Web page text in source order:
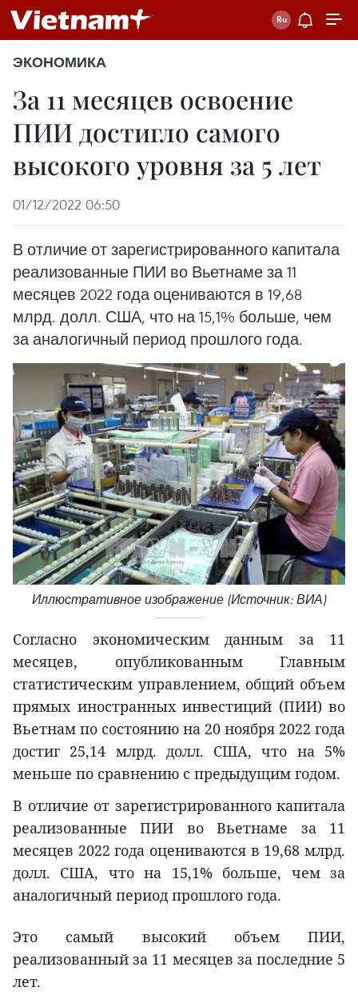
ЭКОНОМИКА
За 11 месяцев освоение
ПИИ достигло самого
высокого уровня за 5 лет
01/12/2022 06:50
В отличие от зарегистрированного капитала
реализованные ПИИ во Вьетнаме за 11
месяцев 2022 года оцениваются в 19,68
млрд. долл. США, что на 15,1% больше, чем
за аналогичный период прошлого года.
Иллюстративное изображение (Источник: ВИА)
Согласно экономическим данным за 11
месяцев, опубликованным Главным
статистическим управлением, общий объем
прямых иностранных инвестиций (ПИИ) во
Вьетнам по состоянию на 20 ноября 2022 года
достиг 25,14 млрд. долл. США, что на 5%
меньше по сравнению с предыдущим годом.
В отличие от зарегистрированного капитала
реализованные ПИИ во Вьетнаме за 11
месяцев 2022 года оцениваются в 19,68 млрд.
долл. США, что на 15,1% больше, чем за
аналогичный период прошлого года.
Это самый высокий объем ПИИ,
реализованный за 11 месяцев за последние 5
лет.